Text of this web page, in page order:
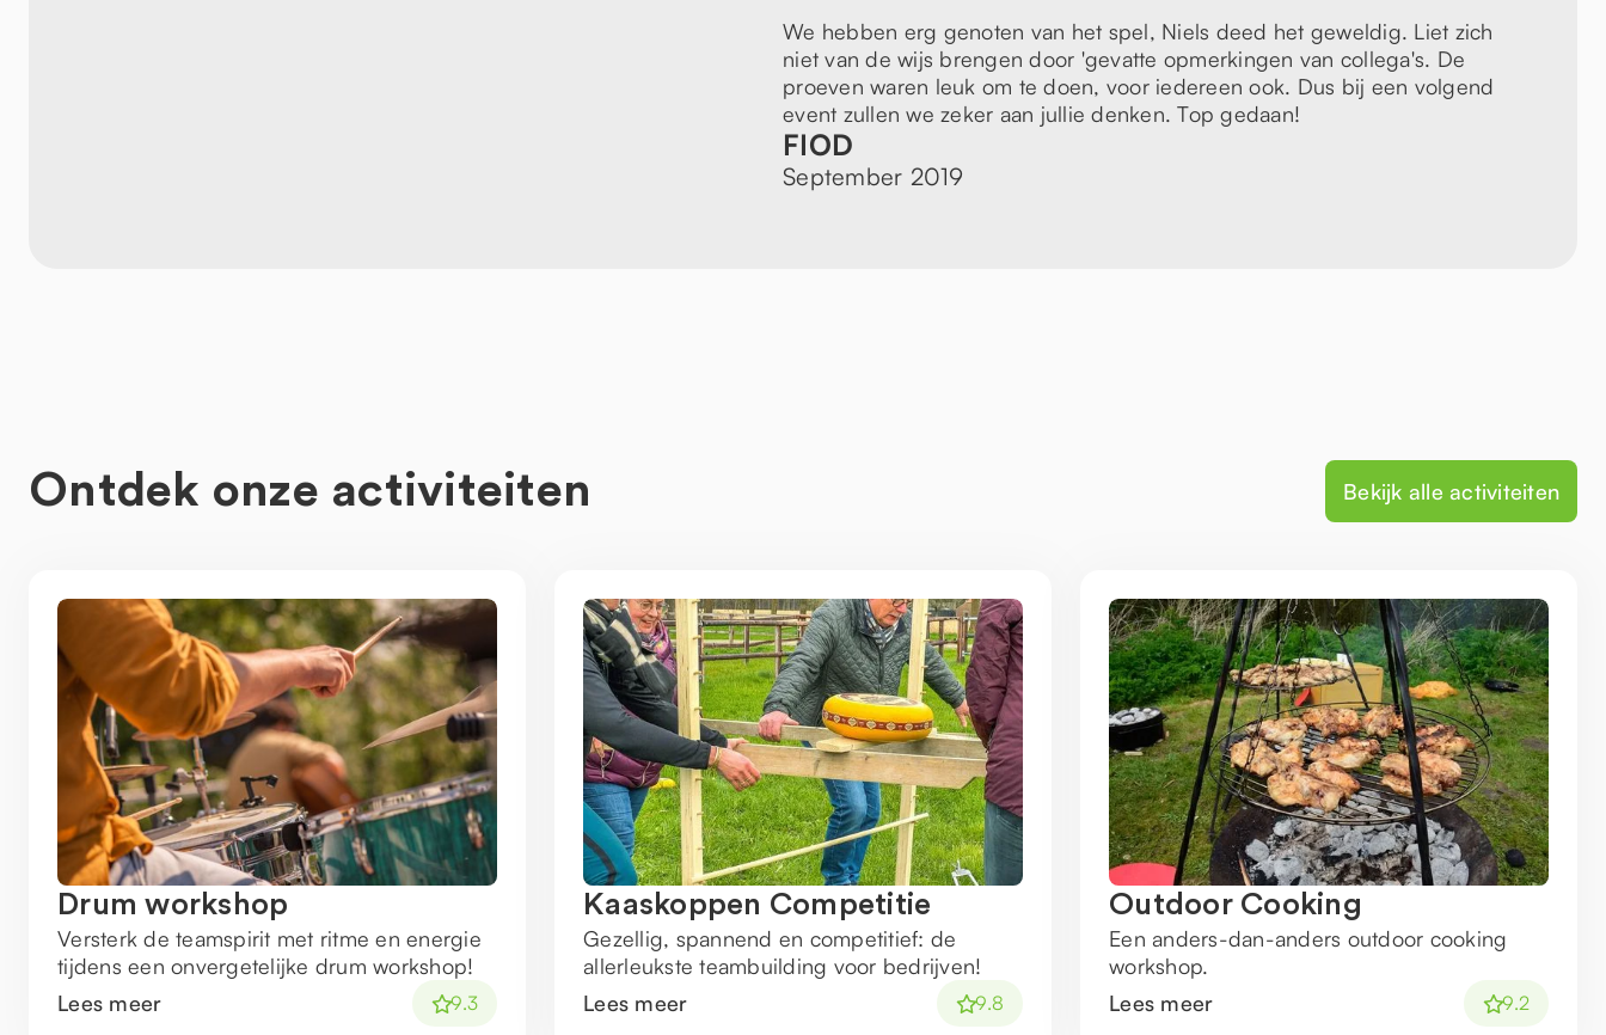
We hebben erg genoten van het spel, Niels deed het geweldig. Liet zich
niet van de wijs brengen door 'gevatte opmerkingen van collega's. De
proeven waren leuk om te doen, voor iedereen ook. Dus bij een volgend
event zullen we zeker aan jullie denken. Top gedaan!
FIOD
September 2019
Ontdek onze activiteiten Bekijk alle activiteiten
Drum workshop
Versterk de teamspirit met ritme en energie
tijdens een onvergetelijke drum workshop!
Lees meer
9.3
Kaaskoppen Competitie
Gezellig, spannend en competitief: de
allerleukste teambuilding voor bedrijven!
Lees meer
9.8
Outdoor Cooking
Een anders-dan-anders outdoor cooking
workshop.
Lees meer
9.2